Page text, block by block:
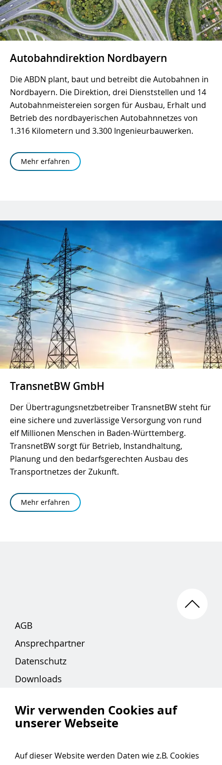
Autobahndirektion Nordbayern
Die ABDN plant, baut und betreibt die Autobahnen in
Nordbayern. Die Direktion, drei Dienststellen und 14
Autobahnmeistereien sorgen für Ausbau, Erhalt und
Betrieb des nordbayerischen Autobahnnetzes von
1.316 Kilometern und 3.300 Ingenieurbauwerken.
Mehr erfahren
TransnetBW GmbH
Der Übertragungsnetzbetreiber TransnetBW steht für
eine sichere und zuverlässige Versorgung von rund
elf Millionen Menschen in Baden-Württemberg.
TransnetBW sorgt für Betrieb, Instandhaltung,
Planung und den bedarfsgerechten Ausbau des
Transportnetzes der Zukunft.
Mehr erfahren
AGB
Ansprechpartner
Datenschutz
Downloads
Wir verwenden Cookies auf
unserer Webseite
Auf dieser Website werden Daten wie z.B. Cookies